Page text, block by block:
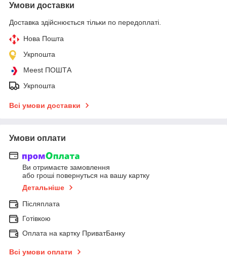
Умови доставки
Доставка здійснюється тільки по передоплаті.
Нова Пошта
Укрпошта
Meest ПОШТА
Укрпошта
Всі умови доставки
Умови оплати
Ви отримаєте замовлення
або гроші повернуться на вашу картку
Детальніше
Післяплата
Готівкою
Оплата на картку ПриватБанку
Всі умови оплати